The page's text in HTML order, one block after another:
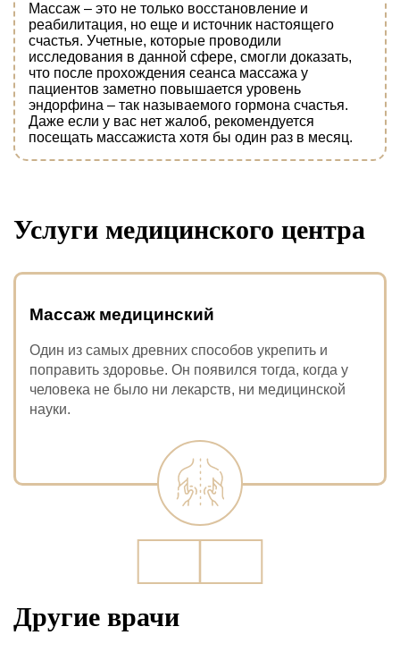
Массаж – это не только восстановление и
реабилитация, но еще и источник настоящего
счастья. Учетные, которые проводили
исследования в данной сфере, смогли доказать,
что после прохождения сеанса массажа у
пациентов заметно повышается уровень
эндорфина – так называемого гормона счастья.
Даже если у вас нет жалоб, рекомендуется
посещать массажиста хотя бы один раз в месяц.
Услуги медицинского центра
Массаж медицинский
Один из самых древних способов укрепить и
поправить здоровье. Он появился тогда, когда у
человека не было ни лекарств, ни медицинской
науки.
Другие врачи